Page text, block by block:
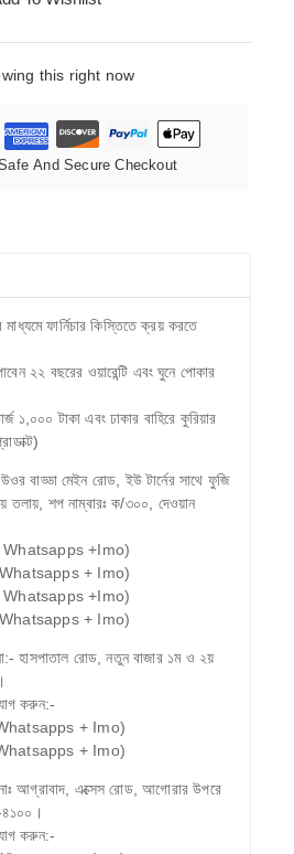
this right now
And Secure Checkout
ফার্নিচার কিস্তিতে ক্রয় করতে
২২ বছরের ওয়ারেন্টি এবং ঘুনে পোকার
১,০০০ টাকা এবং ঢাকার বাহিরে কুরিয়ার
বাড্ডা মেইন রোড, ইউ টার্নের সাথে ফুজি
৩য় তলায়, শপ নাম্বারঃ ক/৩০০, দেওয়ান
+Imo)
+ Imo)
+Imo)
+ Imo)
হাসপাতাল রোড, নতুন বাজার ১ম ও ২য়
করুন:-
+ Imo)
+ Imo)
আগ্রাবাদ, এক্সেস রোড, আগোরার উপরে
৪১০০।
করুন:-